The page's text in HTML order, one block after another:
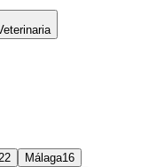
22 Málaga16